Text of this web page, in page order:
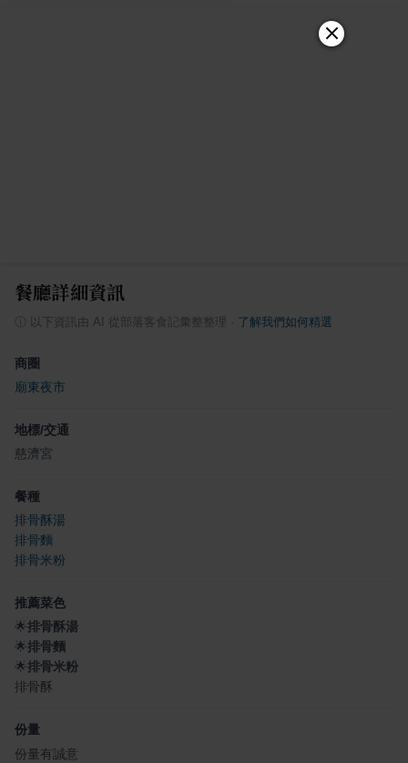
餐廳詳細資訊
以下資訊由 AI 從部落客食記彙整整理 了解我們如何精選
商圈
廟東夜市
地標/交通
慈濟宮
餐種
排骨酥湯
排骨麵
排骨米粉
推薦菜色
🌟排骨酥湯
🌟排骨麵
🌟排骨米粉
排骨酥
份量
份量有誠意